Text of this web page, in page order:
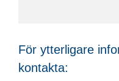
För ytterligare
kontakta: